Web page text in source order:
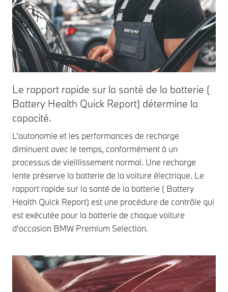
Le rapport rapide sur la santé de la batterie (
Battery Health Quick Report) détermine la
capacité.
L’autonomie et les performances de recharge
diminuent avec le temps, conformément à un
processus de vieillissement normal. Une recharge
lente préserve la batterie de la voiture électrique. Le
rapport rapide sur la santé de la batterie ( Battery
Health Quick Report) est une procédure de contrôle qui
est exécutée pour la batterie de chaque voiture
d’occasion BMW Premium Selection.